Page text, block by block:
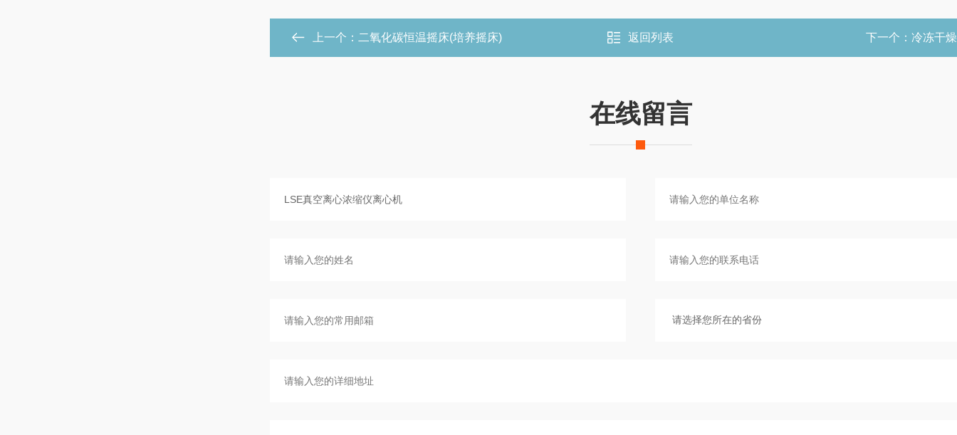
上一个： 二氧化碳恒温摇床(培养摇床) 返回列表 下一个： 冷冻干
在线留言